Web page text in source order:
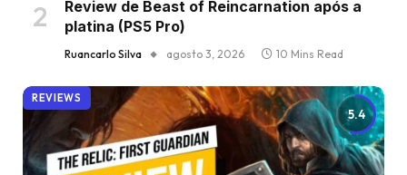
Review de Beast of Reincarnation após a
platina (PS5 Pro)
Ruancarlo Silva agosto 3, 2026 10 Mins Read
5.4
REVIEWS